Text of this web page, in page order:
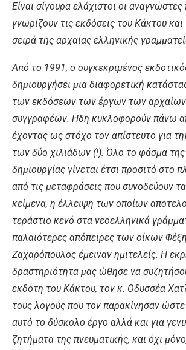
Είναι σίγουρα ελάχιστοι οι
γνωρίζουν τις εκδόσεις του Κάκτου και
σειρά της αρχαίας ελληνικής
Από το 1991, ο συγκεκριμένος
δημιουργήσει μια διαφορετική
των εκδόσεων των έργων των
συγγραφέων. Ηδη κυκλοφορούν πάνω
έχοντας ως στόχο τον απίστευτο για
των δύο χιλιάδων (!). Όλο το φάσμα
δημιουργίας γίνεται έτσι προσιτό στο
από τις μεταφράσεις που συνοδεύουν
κείμενα, η έλλειψη των οποίων
τεράστιο κενό στα νεοελληνικά
παλαιότερες απόπειρες των οίκων
Ζαχαρόπουλος έμειναν ημιτελείς. Η
δραστηριότητα μας ώθησε να
εκδότη του Κάκτου, τον κ. Οδυσσέα
τους λογούς που τον παρακίνησαν
αυτό το δύσκολο έργο αλλά και για
ζητήματα της πνευματικής, και όχι